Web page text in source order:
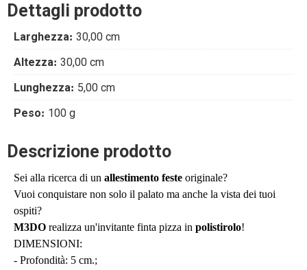
Dettagli prodotto
Larghezza 30,00 cm
Altezza 30,00 cm
Lunghezza 5,00 cm
Peso
100 g
Descrizione prodotto
Sei alla ricerca di un allestimento feste originale?
Vuoi conquistare non solo il palato ma anche la vista dei tuoi
ospiti?
M3DO realizza un'invitante finta pizza in polistirolo!
DIMENSIONI:
- Profondità: 5 cm.;